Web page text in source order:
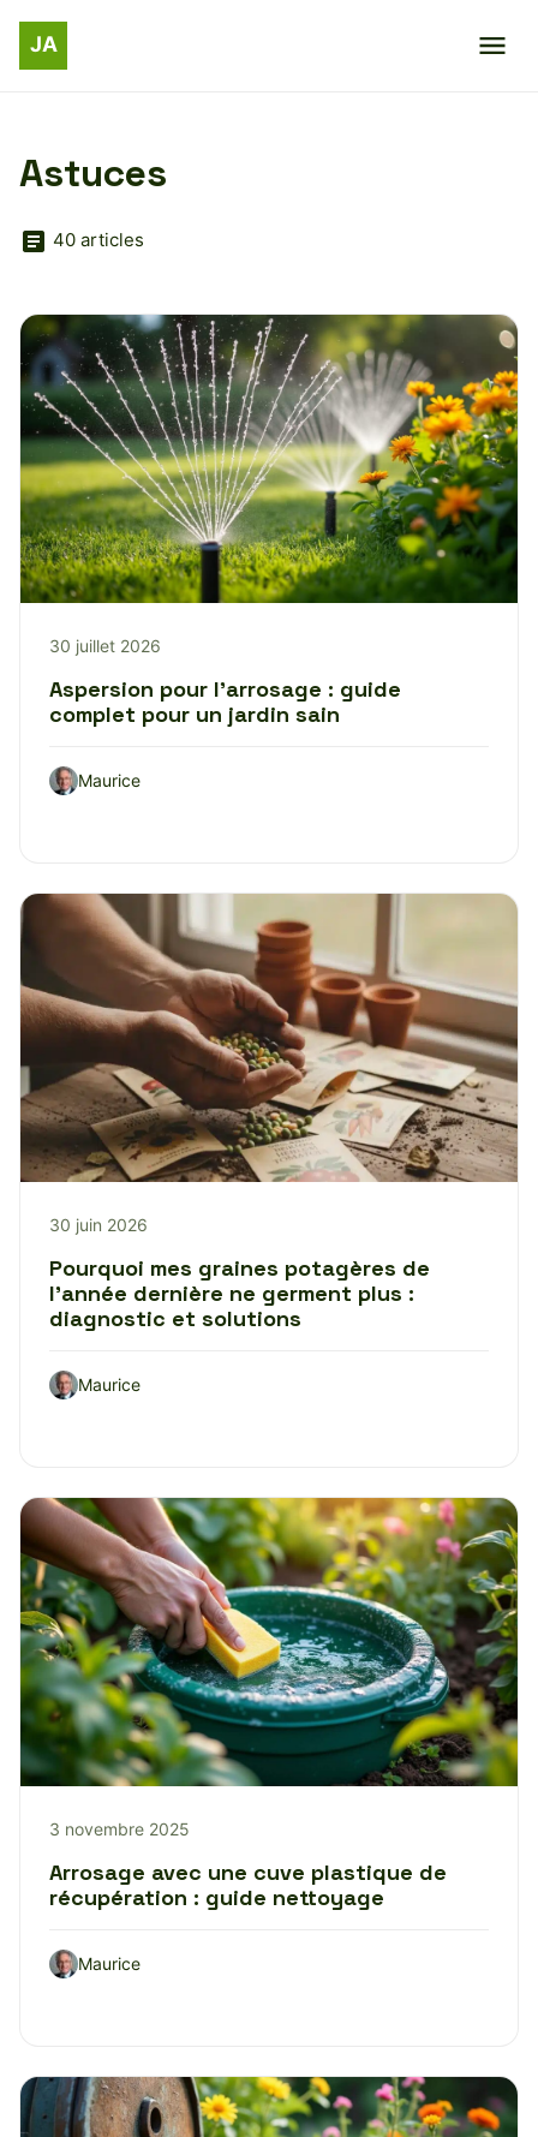
Astuces
40 articles
30 juillet 2026
Aspersion pour l’arrosage : guide
complet pour un jardin sain
Maurice
30 juin 2026
Pourquoi mes graines potagères de
l’année dernière ne germent plus :
diagnostic et solutions
Maurice
3 novembre 2025
Arrosage avec une cuve plastique de
récupération : guide nettoyage
Maurice